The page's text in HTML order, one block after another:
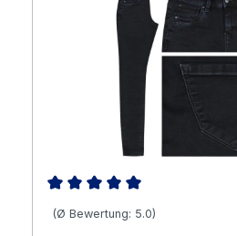
Durchschnittliche Bewertung
(Ø Bewertung: 5.0)